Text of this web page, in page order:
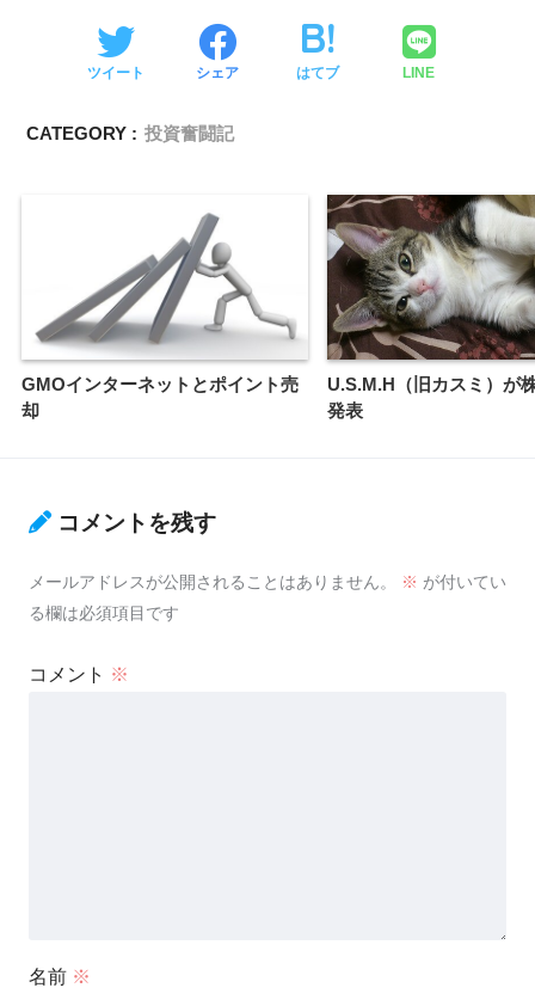
ツイート シェア はてブ LINE
CATEGORY : 投資奮闘記
GMOインターネットとポイント売
却
U.S.M.H（旧カスミ）が
発表
コメントを残す
メールアドレスが公開されることはありません。 ※ が付いてい
る欄は必須項目です
コメント ※
名前 ※